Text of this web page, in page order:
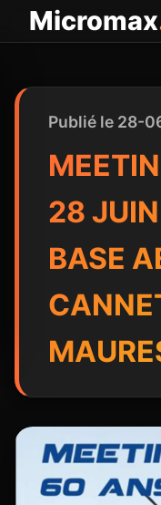
Micromax
Publié le 28-
28
BASE
Panneau de gestion